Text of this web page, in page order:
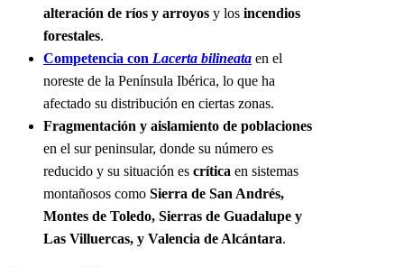
alteración de ríos y arroyos y los incendios
forestales.
Competencia con Lacerta bilineata en el
noreste de la Península Ibérica, lo que ha
afectado su distribución en ciertas zonas.
Fragmentación y aislamiento de poblaciones
en el sur peninsular, donde su número es
reducido y su situación es crítica en sistemas
montañosos como Sierra de San Andrés,
Montes de Toledo, Sierras de Guadalupe y
Las Villuercas, y Valencia de Alcántara.